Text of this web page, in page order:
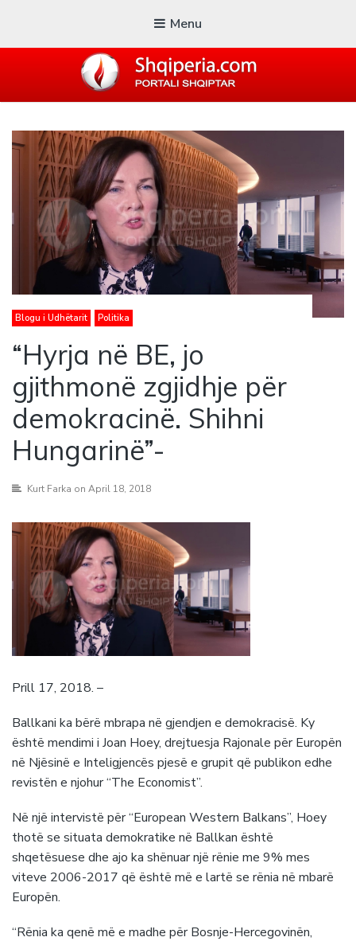
Menu
Blogu i ShqiperiaCom
Blogu i Udhëtarit Politika
“Hyrja në BE, jo
gjithmonë zgjidhje për
demokracinë. Shihni
Hungarinë”-
Kurt Farka on April 18, 2018
Prill 17, 2018. –
Ballkani ka bërë mbrapa në gjendjen e demokracisë. Ky
është mendimi i Joan Hoey, drejtuesja Rajonale për Europën
në Njësinë e Inteligjencës pjesë e grupit që publikon edhe
revistën e njohur “The Economist”.
Në një intervistë për “European Western Balkans”, Hoey
thotë se situata demokratike në Ballkan është
shqetësuese dhe ajo ka shënuar një rënie me 9% mes
viteve 2006-2017 që është më e lartë se rënia në mbarë
Europën.
“Rënia ka qenë më e madhe për Bosnje-Hercegovinën,